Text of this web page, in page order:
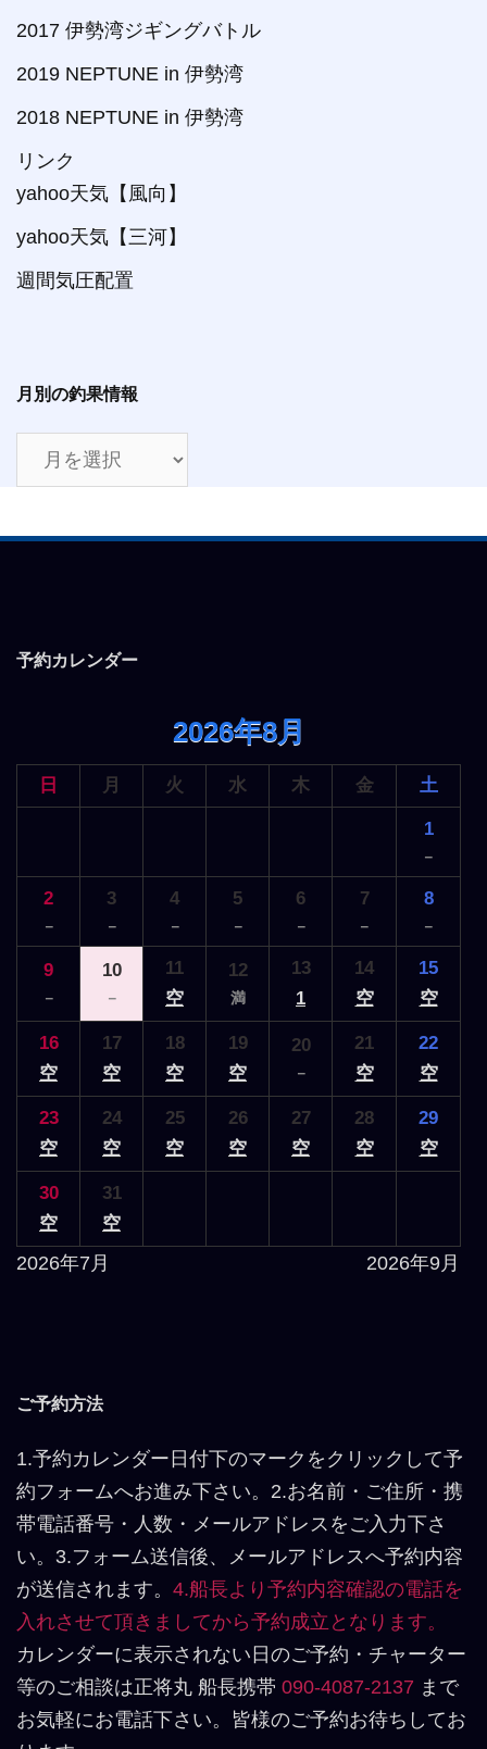
2017 伊勢湾ジギングバトル
2019 NEPTUNE in 伊勢湾
2018 NEPTUNE in 伊勢湾
リンク
yahoo天気【風向】
yahoo天気【三河】
週間気圧配置
月別の釣果情報
別
釣
予約カレンダー
2026年8月
日 月 火 水 木 金 土
1
－
2
－
3
－
4
－
5
－
6
－
7
－
8
－
9
－
10
－
11
空
12
満
13
1
14
空
15
空
16
空
17
空
18
空
19
空
20
－
21
空
22
空
23
空
24
空
25
空
26
空
27
空
28
空
29
空
30
空
31
空
2026年7月 2026年9月
ご予約方法
1.予約カレンダー日付下のマークをクリックして予
約フォームへお進み下さい。2.お名前・ご住所・携
帯電話番号・人数・メールアドレスをご入力下さ
い。3.フォーム送信後、メールアドレスへ予約内容
が送信されます。 4.船長より予約内容確認の電話を
入れさせて頂きましてから予約成立となります。
カレンダーに表示されない日のご予約・チャーター
等のご相談は正将丸 船長携帯 090-4087-2137 まで
お気軽にお電話下さい。皆様のご予約お待ちしてお